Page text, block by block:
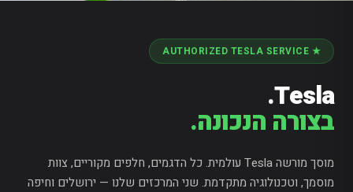
★ AUTHORIZED TESLA SERVICE
Tesla.
בצורה הנכונה.
מוסך מורשה Tesla עולמית. כל הדגמים, חלפים מקוריים, צוות
מוסמך, וטכנולוגיה מתקדמת. שני המרכזים שלנו — ירושלים וחיפה